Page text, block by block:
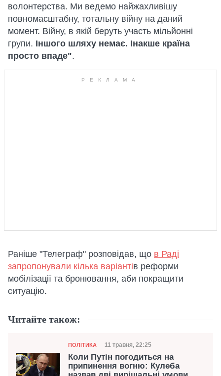
волонтерства. Ми ведемо найжахливішу
повномасштабну, тотальну війну на даний
момент. Війну, в якій беруть участь мільйонні
групи. Іншого шляху немає. Інакше країна
просто впаде".
Раніше "Телеграф" розповідав, що в Раді
запропонували кілька варіантів реформи
мобілізації та бронювання, аби покращити
ситуацію.
Читайте також:
Категорія
ПОЛІТИКА Дата публікації
11 травня, 22:25
Коли Путін погодиться на
припинення вогню: Кулеба